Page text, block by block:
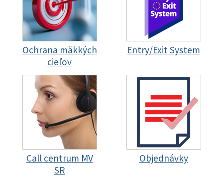
Ochrana mäkkých
cieľov
Entry/Exit System
Call centrum MV
SR
Objednávky